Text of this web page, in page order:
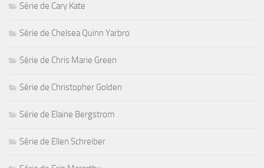
Série de Cary Kate
Série de Chelsea Quinn Yarbro
Série de Chris Marie Green
Série de Christopher Golden
Série de Elaine Bergstrom
Série de Ellen Schreiber